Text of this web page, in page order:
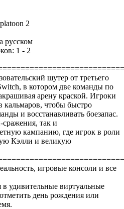
2
русском
1 - 2
шутер от третьего
в котором две команды по
арену краской. Игроки
кальмаров, чтобы быстро
и восстанавливать боезапас.
сражения, так и
кампанию, где игрок в роли
Кэлли и великую
игровые консоли и все
удивительные виртуальные
день рождения или